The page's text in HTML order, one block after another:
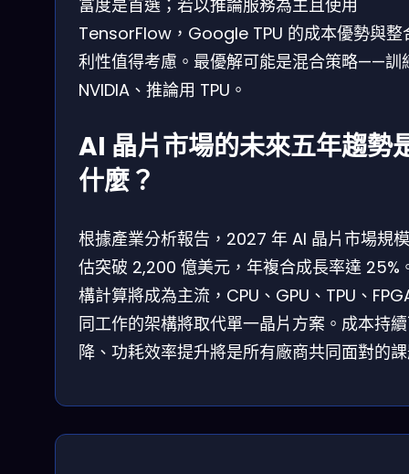
富度是首選；若以推論服務為主且使用
TensorFlow，Google TPU 的成本優勢與整
利性值得考慮。最優解可能是混合策略——訓
NVIDIA、推論用 TPU。
AI 晶片市場的未來五年趨勢
什麼？
根據產業分析報告，2027 年 AI 晶片市場規
估突破 2,200 億美元，年複合成長率達 25%
構計算將成為主流，CPU、GPU、TPU、
同工作的架構將取代單一晶片方案。成本持
降、功耗效率提升將是所有廠商共同面對的